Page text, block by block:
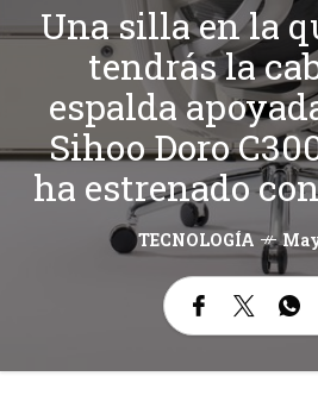
Una silla en la
tendrás la
espalda
Sihoo Doro
ha estrenado
TECNOLOGÍA